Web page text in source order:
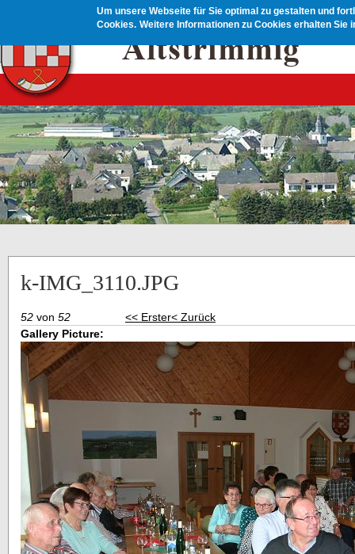
Um unsere Webseite für Sie optimal zu gestalten und
Cookies. Weitere Informationen zu Cookies erhalten Sie
k-IMG_3110.JPG
52 von 52 << Erster< Zurück
Gallery Picture: